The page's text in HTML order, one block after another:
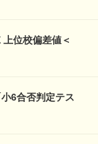
位校偏差値＜
6合否判定テス